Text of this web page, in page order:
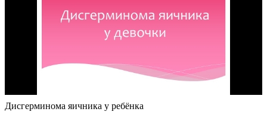
Дисгерминома яичника у ребёнка